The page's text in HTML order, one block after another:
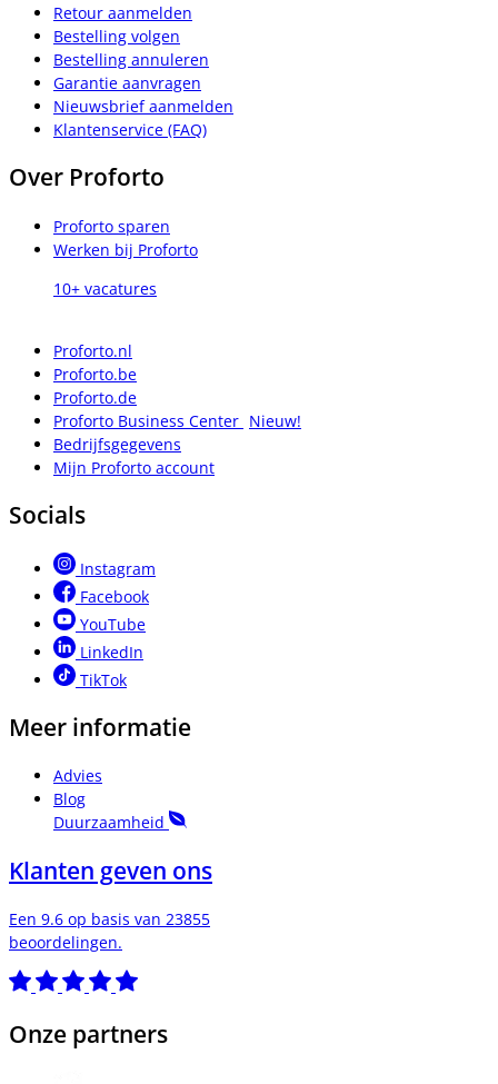
Retour aanmelden
Bestelling volgen
Bestelling annuleren
Garantie aanvragen
Nieuwsbrief aanmelden
Klantenservice (FAQ)
Over Proforto
Proforto sparen
Werken bij Proforto
10+ vacatures
Proforto.nl
Proforto.be
Proforto.de
Proforto Business Center Nieuw!
Bedrijfsgegevens
Mijn Proforto account
Socials
Instagram
Facebook
YouTube
LinkedIn
TikTok
Meer informatie
Advies
Blog
Duurzaamheid
Klanten geven ons
Een 9.6 op basis van 23855
beoordelingen.
Onze partners